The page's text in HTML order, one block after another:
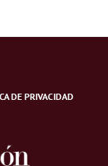
DE PRIVACIDAD